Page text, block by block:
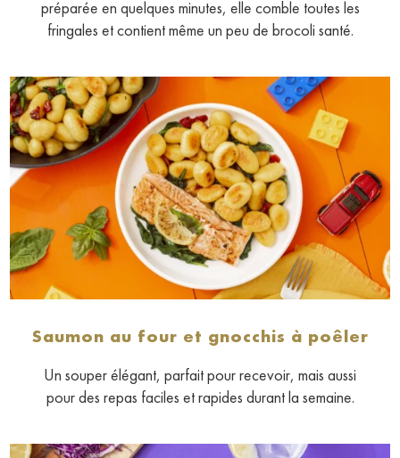
préparée en quelques minutes, elle comble toutes les
fringales et contient même un peu de brocoli santé.
Saumon au four et gnocchis à poêler
Un souper élégant, parfait pour recevoir, mais aussi
pour des repas faciles et rapides durant la semaine.